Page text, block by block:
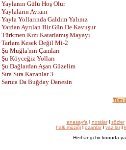
Gülü Hoş Olur
Ayranı
Yollarında Galdım Yalınız
Ayrılan Bir Gün De Kavuşur
Kızı Katarlamış Mayayı
Kesek Değil Mi-2
Muğla'nın Çamları
Köyceğiz Yolları
Dağlardan Aşan Güzelim
Sıra Kazanlar 3
Da Buğday Danesin
Tüm
anasayfa l notalarl sözler
halk müziği l ozanlarl yazılarl
Herhangi bir konuda